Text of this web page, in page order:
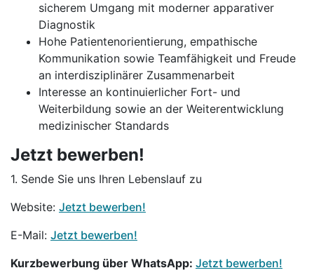
sicherem Umgang mit moderner apparativer
Diagnostik
Hohe Patientenorientierung, empathische
Kommunikation sowie Teamfähigkeit und Freude
an interdisziplinärer Zusammenarbeit
Interesse an kontinuierlicher Fort- und
Weiterbildung sowie an der Weiterentwicklung
medizinischer Standards
Jetzt bewerben!
1. Sende Sie uns Ihren Lebenslauf zu
Website: Jetzt bewerben!
E-Mail: Jetzt bewerben!
Kurzbewerbung über WhatsApp: Jetzt bewerben!